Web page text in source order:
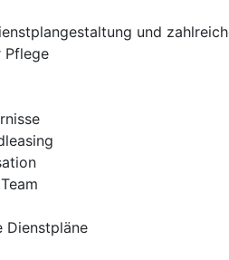
und
Pflege
Dienstpläne